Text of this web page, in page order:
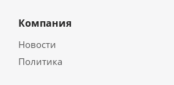
Компания
Новости
Политика